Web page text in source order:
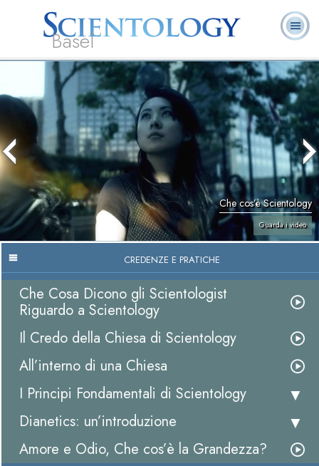
Basel
L. Ron Hubbard:
Fondatore
Che cos’è
Scientology?
Ministri
Volontari
Domande
ricorrenti
Libri
Che cos’è Scientology
Guarda i video
CREDENZE E PRATICHE
Che Cosa Dicono gli Scientologist
Riguardo a Scientology
Il Credo della Chiesa di Scientology
All’interno di una Chiesa
I Principi Fondamentali di Scientology
Dianetics: un’introduzione
Amore e Odio, Che cos’è la Grandezza?